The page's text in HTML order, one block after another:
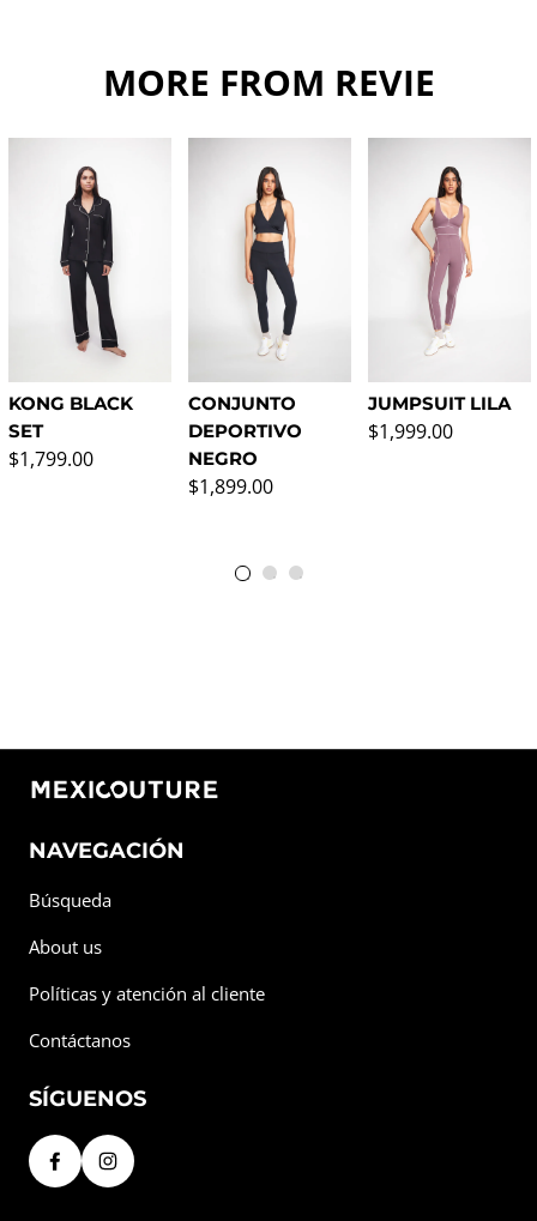
MORE FROM REVIE
KONG BLACK
SET
Precio normal
$1,799.00
CONJUNTO
DEPORTIVO
NEGRO
Precio normal
$1,899.00
JUMPSUIT LILA
Precio normal
$1,999.00
NAVEGACIÓN
Búsqueda
About us
Políticas y atención al cliente
Contáctanos
SÍGUENOS